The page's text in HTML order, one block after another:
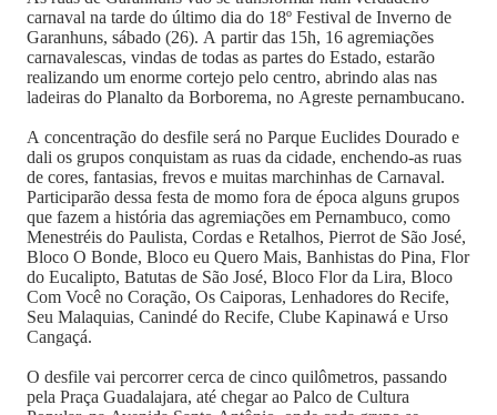
carnaval na tarde do último dia do 18º Festival de Inverno de
Garanhuns, sábado (26). A partir das 15h, 16 agremiações
carnavalescas, vindas de todas as partes do Estado, estarão
realizando um enorme cortejo pelo centro, abrindo alas nas
ladeiras do Planalto da Borborema, no Agreste pernambucano.
A concentração do desfile será no Parque Euclides Dourado e
dali os grupos conquistam as ruas da cidade, enchendo-as ruas
de cores, fantasias, frevos e muitas marchinhas de Carnaval.
Participarão dessa festa de momo fora de época alguns grupos
que fazem a história das agremiações em Pernambuco, como
Menestréis do Paulista, Cordas e Retalhos, Pierrot de São José,
Bloco O Bonde, Bloco eu Quero Mais, Banhistas do Pina, Flor
do Eucalipto, Batutas de São José, Bloco Flor da Lira, Bloco
Com Você no Coração, Os Caiporas, Lenhadores do Recife,
Seu Malaquias, Canindé do Recife, Clube Kapinawá e Urso
Cangaçá.
O desfile vai percorrer cerca de cinco quilômetros, passando
pela Praça Guadalajara, até chegar ao Palco de Cultura